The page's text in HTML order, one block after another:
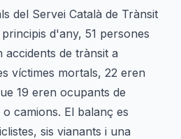
del Servei Català de Trànsit
d'any, 51 persones
accidents de trànsit a
víctimes mortals, 22 eren
19 eren ocupants de
camions. El balanç es
sis vianants i una